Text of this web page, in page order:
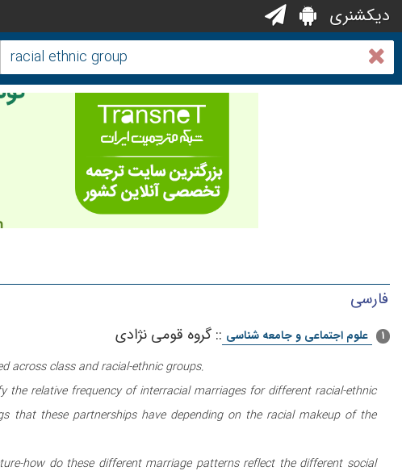
دیکشنری
فارسی
1 علوم اجتماعی و جامعه شناسی :: گروه قومی نژادی
across class and racial-ethnic groups.
the relative frequency of interracial marriages for different racial-ethnic
that these partnerships have depending on the racial makeup of the
how do these different marriage patterns reflect the different social